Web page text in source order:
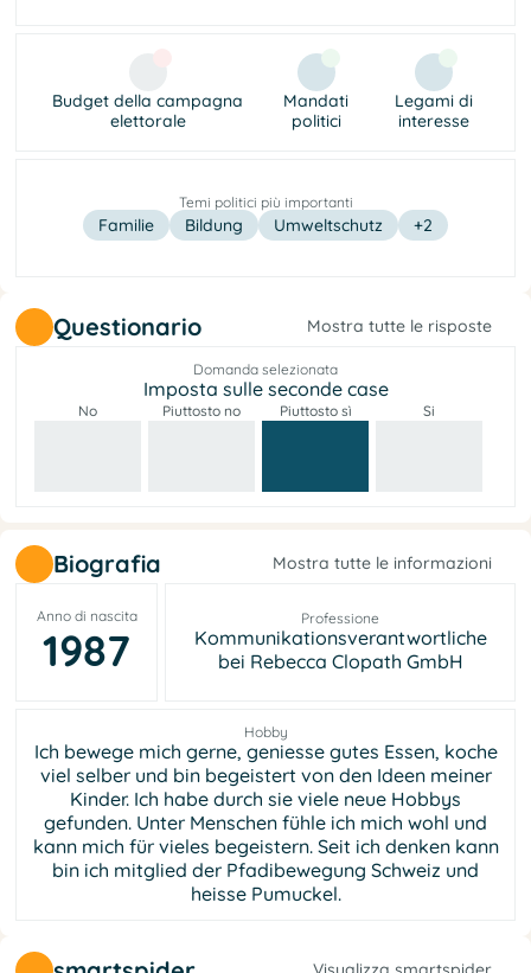
Budget della campagna
elettorale
Mandati
politici
Legami di
interesse
Temi politici più importanti
Familie Bildung Umweltschutz +2
Questionario Mostra tutte le risposte
Domanda selezionata
Imposta sulle seconde case
No Piuttosto no Piuttosto sì Si
Biografia Mostra tutte le informazioni
Anno di nascita
1987
Professione
Kommunikationsverantwortliche
bei Rebecca Clopath GmbH
Hobby
Ich bewege mich gerne, geniesse gutes Essen, koche
viel selber und bin begeistert von den Ideen meiner
Kinder. Ich habe durch sie viele neue Hobbys
gefunden. Unter Menschen fühle ich mich wohl und
kann mich für vieles begeistern. Seit ich denken kann
bin ich mitglied der Pfadibewegung Schweiz und
heisse Pumuckel.